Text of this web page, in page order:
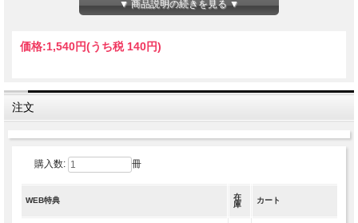
▼ 商品説明の続きを見る ▼
価格:1,540円(うち税 140円)
注文
購入数: 冊
WEB特典
在
庫
カート